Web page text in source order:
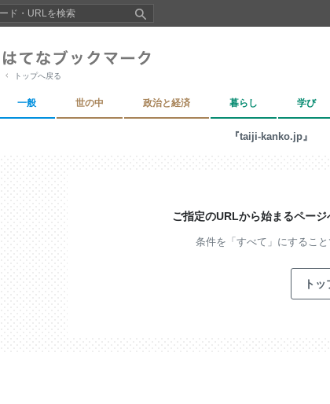
トップへ戻る
一般 世の中 政治と経済 暮らし 学び
『taiji-kanko.jp』
ご指定のURLから始まるページ
条件を「すべて」にすること
ト